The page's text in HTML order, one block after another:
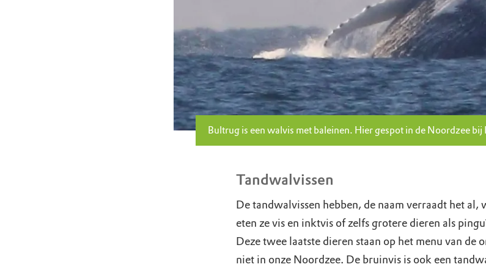
Bultrug is een walvis met baleinen. Hier gespot in de Noordzee bij
Tandwalvissen
De tandwalvissen hebben, de naam verraadt het al,
eten ze vis en inktvis of zelfs grotere dieren als
Deze twee laatste dieren staan op het menu van de
niet in onze Noordzee. De bruinvis is ook een